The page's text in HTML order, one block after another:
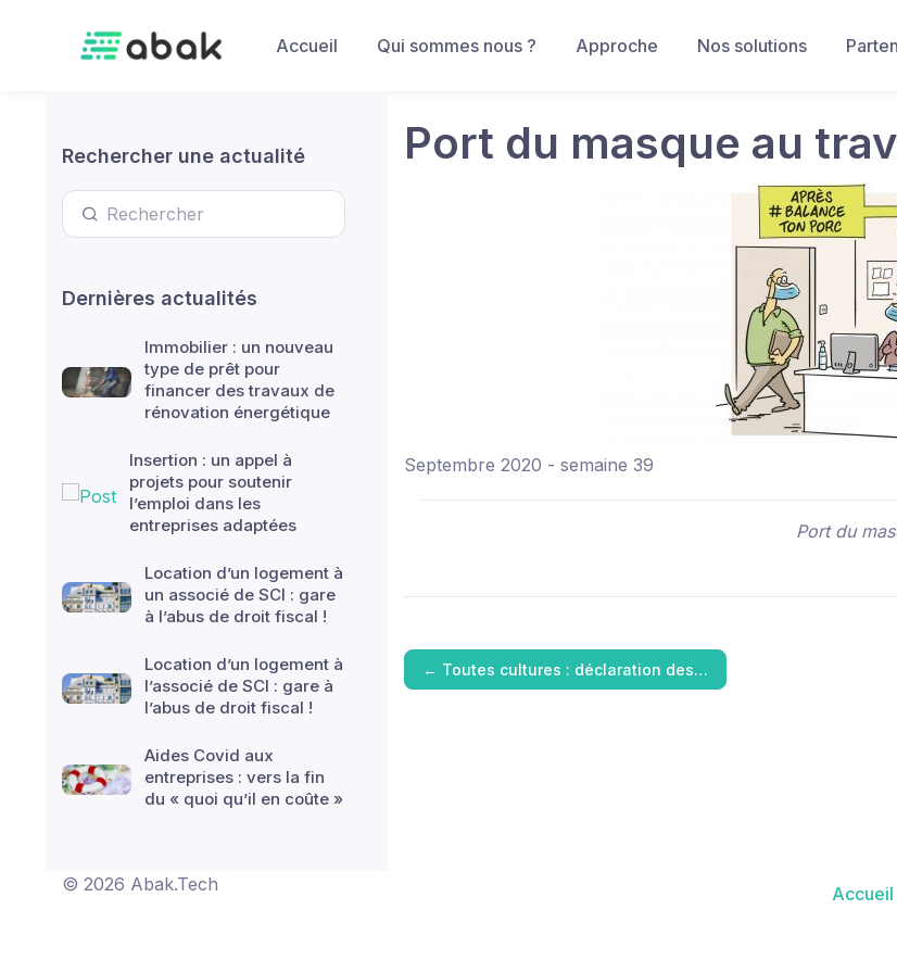
Accueil Qui sommes nous ? Approche Nos solutions
Rechercher une actualité
Dernières actualités
Immobilier : un nouveau
type de prêt pour
financer des travaux de
rénovation énergétique
Insertion : un appel à
projets pour soutenir
l’emploi dans les
entreprises adaptées
Location d’un logement à
un associé de SCI : gare
à l’abus de droit fiscal !
Location d’un logement à
l’associé de SCI : gare à
l’abus de droit fiscal !
Aides Covid aux
entreprises : vers la fin
du « quoi qu’il en coûte »
Port du masque au
Septembre 2020 - semaine 39
Port du
← Toutes cultures : déclaration des…
© 2026 Abak.Tech Accueil